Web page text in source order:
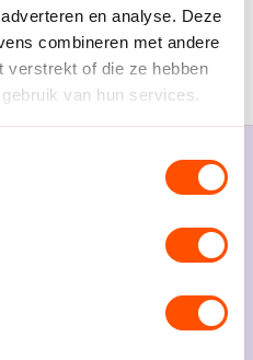
en analyse. Deze
combineren met andere
verstrekt of die ze hebben
van hun services.
niet geladen worden.